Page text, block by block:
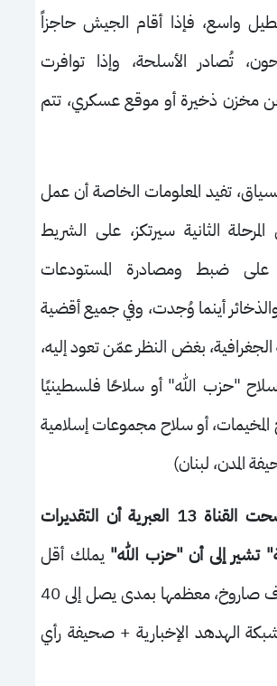
واسع، فإذا أقام الجيش حاجزاً
تُصادر الأسلحة، وإذا توافرت
مخزن ذخيرة أو موقع عسكري، تتم
تفيد المعلومات الخاصة أن عمل
الثانية سيرتكز، على الشريط
على ضبط ومصادرة المستودعات
أينما وُجدت، وفي جميع أقضية
بغض النظر عمّن تعود إليه،
"حزب الله" أو سلاحًا فلسطينيًا
المخيمات، أو سلاح مجموعات إسلامية
المدن، لبنان)
أوضحت القناة 13 العبرية أن التقديرات
تشير إلى أن "حزب الله" يملك أقل
من 10 آلاف صاروخ، معظمها بمدى يصل إلى 40
كة الهدهد الإخبارية + صحيفة رأي